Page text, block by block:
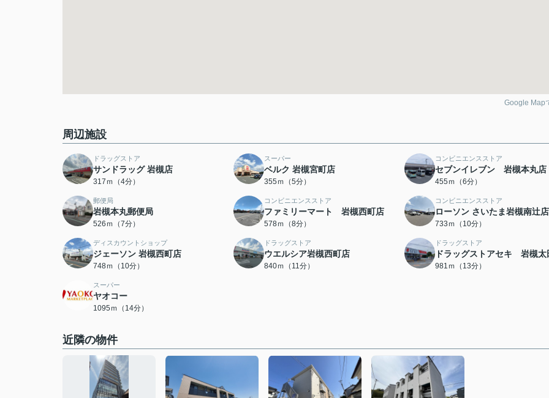
Google Map
周辺施設
ドラッグストア
サンドラッグ 岩槻店
317ｍ（4分）
スーパー
ベルク 岩槻宮町店
355ｍ（5分）
コンビニエンスストア
セブンイレブン 岩槻本丸店
455ｍ（6分）
郵便局
岩槻本丸郵便局
526ｍ（7分）
コンビニエンスストア
ファミリーマート 岩槻西町店
578ｍ（8分）
コンビニエンスストア
ローソン さいたま岩槻南辻店
733ｍ（10分）
ディスカウントショップ
ジェーソン 岩槻西町店
748ｍ（10分）
ドラッグストア
ウエルシア岩槻西町店
840ｍ（11分）
ドラッグストア
ドラッグストアセキ 岩槻太
981ｍ（13分）
スーパー
ヤオコー
1095ｍ（14分）
近隣の物件